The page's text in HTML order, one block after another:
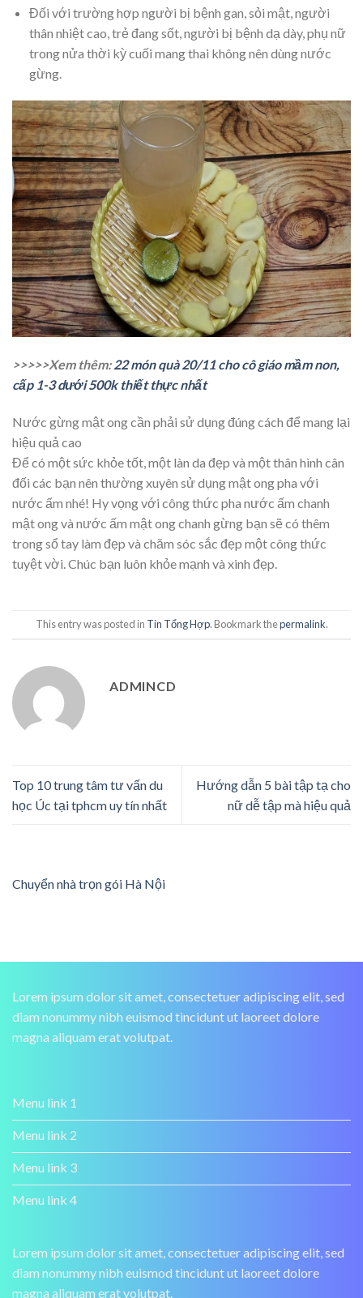
Đối với trường hợp người bị bệnh gan, sỏi mật, người
thân nhiệt cao, trẻ đang sốt, người bị bệnh dạ dày, phụ nữ
trong nửa thời kỳ cuối mang thai không nên dùng nước
gừng.
>>>>>Xem thêm:22 món quà 20/11 cho cô giáo mầm non,
cấp 1-3 dưới 500k thiết thực nhất
Nước gừng mật ong cần phải sử dụng đúng cách để mang lại
hiệu quả cao
Để có một sức khỏe tốt, một làn da đẹp và một thân hình cân
đối các bạn nên thường xuyên sử dụng mật ong pha với
nước ấm nhé! Hy vọng với công thức pha nước ấm chanh
mật ong và nước ấm mật ong chanh gừng bạn sẽ có thêm
trong sổ tay làm đẹp và chăm sóc sắc đẹp một công thức
tuyệt vời. Chúc bạn luôn khỏe mạnh và xinh đẹp.
This entry was posted in Tin Tổng Hợp. Bookmark thepermalink.
ADMINCD
Top 10 trung tâm tư vấn du
học Úc tại tphcm uy tín nhất
Hướng dẫn 5 bài tập tạ cho
nữ dễ tập mà hiệu quả
Chuyển nhà trọn gói Hà Nội
Lorem ipsum dolor sit amet, consectetuer adipiscing elit, sed
diam nonummy nibh euismod tincidunt ut laoreet dolore
magna aliquam erat volutpat.
Menu link 1
Menu link 2
Menu link 3
Menu link 4
Lorem ipsum dolor sit amet, consectetuer adipiscing elit, sed
diam nonummy nibh euismod tincidunt ut laoreet dolore
magna aliquam erat volutpat.